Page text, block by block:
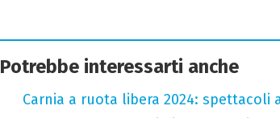
Potrebbe interessarti anche
Carnia a ruota libera 2024: